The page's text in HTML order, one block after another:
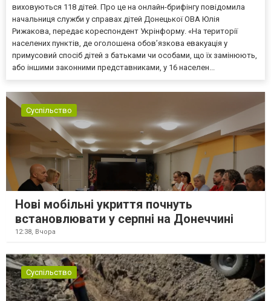
виховуються 118 дітей. Про це на онлайн-брифінгу повідомила
начальниця служби у справах дітей Донецької ОВА Юлія
Рижакова, передає кореспондент Укрінформу. «На території
населених пунктів, де оголошена обов’язкова евакуація у
примусовий спосіб дітей з батьками чи особами, що їх замінюють,
або іншими законними представниками, у 16 населен...
Суспільство
Нові мобільні укриття почнуть
встановлювати у серпні на Донеччині
12:38, Вчора
Суспільство